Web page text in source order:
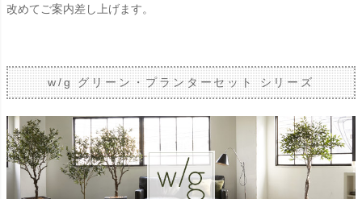
改めてご案内差し上げます。
w/g グリーン・プランターセット シリーズ